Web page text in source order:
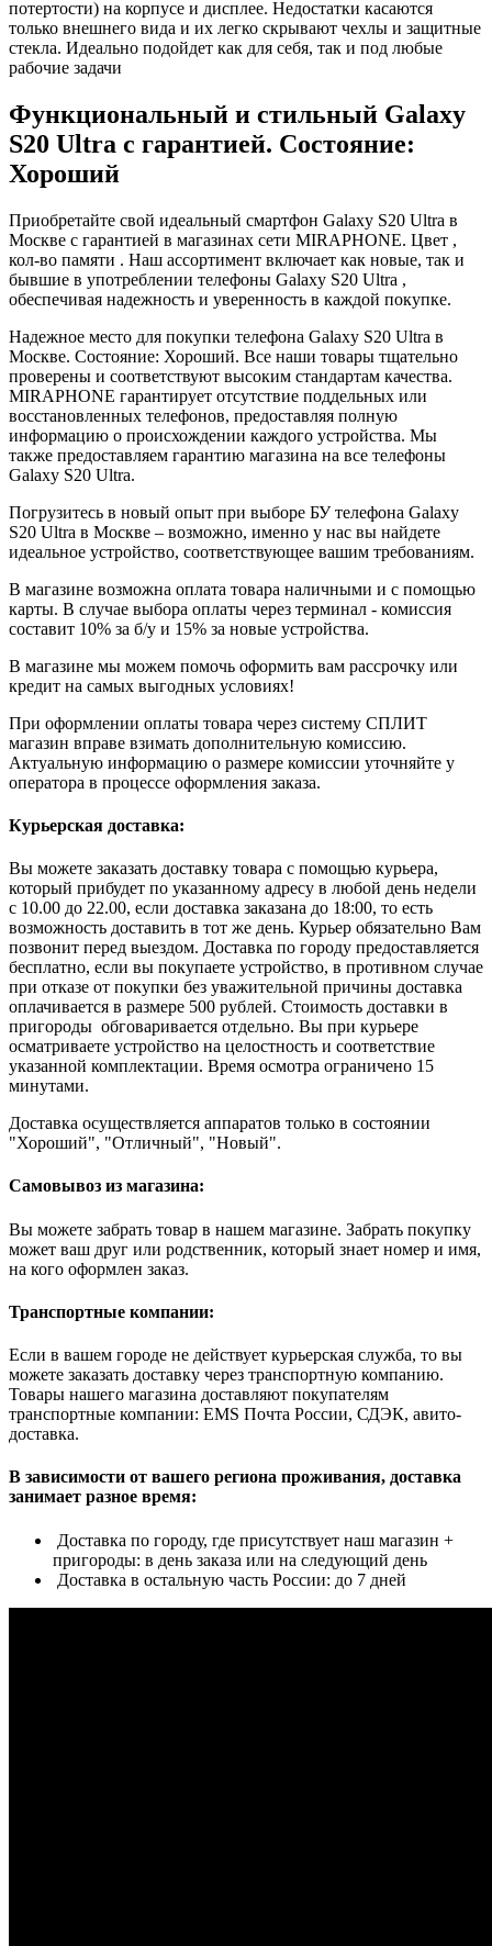
потертости) на корпусе и дисплее. Недостатки касаются
только внешнего вида и их легко скрывают чехлы и защитные
стекла. Идеально подойдет как для себя, так и под любые
рабочие задачи
Функциональный и стильный Galaxy
S20 Ultra с гарантией. Состояние:
Хороший
Приобретайте свой идеальный смартфон Galaxy S20 Ultra в
Москве с гарантией в магазинах сети MIRAPHONE. Цвет ,
кол-во памяти . Наш ассортимент включает как новые, так и
бывшие в употреблении телефоны Galaxy S20 Ultra ,
обеспечивая надежность и уверенность в каждой покупке.
Надежное место для покупки телефона Galaxy S20 Ultra в
Москве. Состояние: Хороший. Все наши товары тщательно
проверены и соответствуют высоким стандартам качества.
MIRAPHONE гарантирует отсутствие поддельных или
восстановленных телефонов, предоставляя полную
информацию о происхождении каждого устройства. Мы
также предоставляем гарантию магазина на все телефоны
Galaxy S20 Ultra.
Погрузитесь в новый опыт при выборе БУ телефона Galaxy
S20 Ultra в Москве – возможно, именно у нас вы найдете
идеальное устройство, соответствующее вашим требованиям.
В магазине возможна оплата товара наличными и с помощью
карты. В случае выбора оплаты через терминал - комиссия
составит 10% за б/у и 15% за новые устройства.
В магазине мы можем помочь оформить вам рассрочку или
кредит на самых выгодных условиях!
При оформлении оплаты товара через систему СПЛИТ
магазин вправе взимать дополнительную комиссию.
Актуальную информацию о размере комиссии уточняйте у
оператора в процессе оформления заказа.
Курьерская доставка:
Вы можете заказать доставку товара с помощью курьера,
который прибудет по указанному адресу в любой день недели
с 10.00 до 22.00, если доставка заказана до 18:00, то есть
возможность доставить в тот же день. Курьер обязательно Вам
позвонит перед выездом. Доставка по городу предоставляется
бесплатно, если вы покупаете устройство, в противном случае
при отказе от покупки без уважительной причины доставка
оплачивается в размере 500 рублей. Стоимость доставки в
пригороды обговаривается отдельно. Вы при курьере
осматриваете устройство на целостность и соответствие
указанной комплектации. Время осмотра ограничено 15
минутами.
Доставка осуществляется аппаратов только в состоянии
"Хороший", "Отличный", "Новый".
Самовывоз из магазина:
Вы можете забрать товар в нашем магазине. Забрать покупку
может ваш друг или родственник, который знает номер и имя,
на кого оформлен заказ.
Транспортные компании:
Если в вашем городе не действует курьерская служба, то вы
можете заказать доставку через транспортную компанию.
Товары нашего магазина доставляют покупателям
транспортные компании: EMS Почта России, СДЭК, авито-
доставка.
В зависимости от вашего региона проживания, доставка
занимает разное время:
Доставка по городу, где присутствует наш магазин +
пригороды: в день заказа или на следующий день
Доставка в остальную часть России: до 7 дней